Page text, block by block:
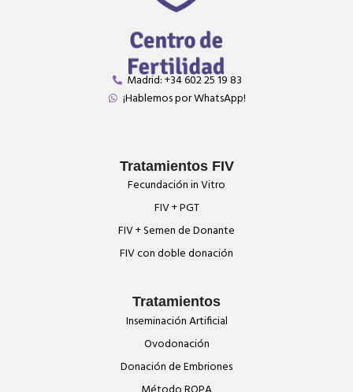
Madrid: +34 602 25 19 83
¡Hablemos por WhatsApp!
Tratamientos FIV
Fecundación in Vitro
FIV + PGT
FIV + Semen de Donante
FIV con doble donación
Tratamientos
Inseminación Artificial
Ovodonación
Donación de Embriones